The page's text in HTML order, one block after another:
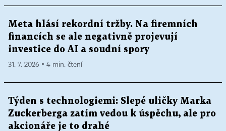
Meta hlásí rekordní tržby. Na firemních
financích se ale negativně projevují
investice do AI a soudní spory
31. 7. 2026 ▪ 4 min. čtení
Týden s technologiemi: Slepé uličky Marka
Zuckerberga zatím vedou k úspěchu, ale pro
akcionáře je to drahé